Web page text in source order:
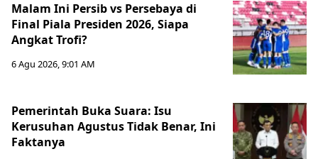
Malam Ini Persib vs Persebaya di
Final Piala Presiden 2026, Siapa
Angkat Trofi?
6 Agu 2026, 9:01 AM
Pemerintah Buka Suara: Isu
Kerusuhan Agustus Tidak Benar, Ini
Faktanya